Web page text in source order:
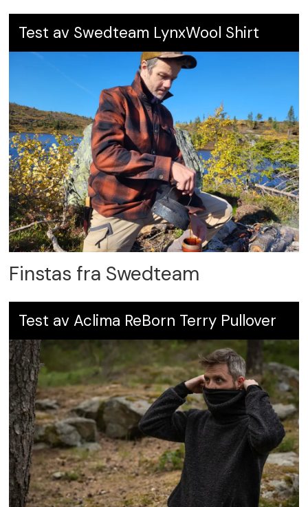
Test av Swedteam LynxWool Shirt
Finstas fra Swedteam
Test av Aclima ReBorn Terry Pullover